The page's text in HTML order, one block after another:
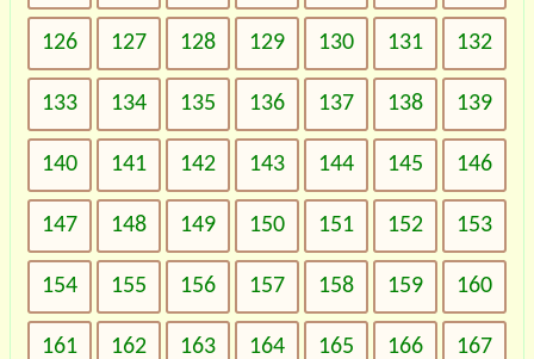
126 127 128 129 130 131 132
133 134 135 136 137 138 139
140 141 142 143 144 145 146
147 148 149 150 151 152 153
154 155 156 157 158 159 160
161 162 163 164 165 166 167